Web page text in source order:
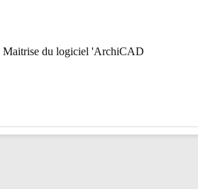
Maitrise du logiciel 'ArchiCAD